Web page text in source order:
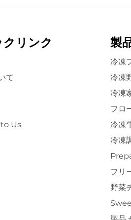
リンク
て
Us
製
冷凍
冷凍
冷凍
フロ
冷凍
冷凍
フリ
野菜